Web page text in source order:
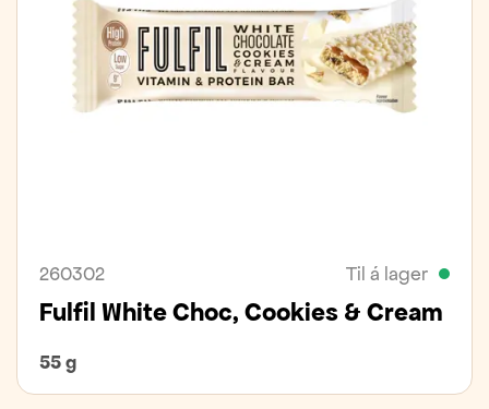
260302 Til á lager
Fulfil White Choc, Cookies & Cream
55 g